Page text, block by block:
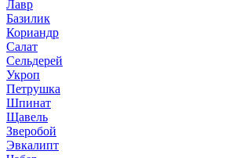
Лавр
Базилик
Кориандр
Салат
Сельдерей
Укроп
Петрушка
Шпинат
Щавель
Зверобой
Эвкалипт